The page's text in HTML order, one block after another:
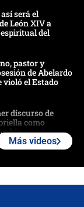
será el
León XIV a
del
pastor y
de Abelardo
violó el Estado
discurso de
como
Más videos